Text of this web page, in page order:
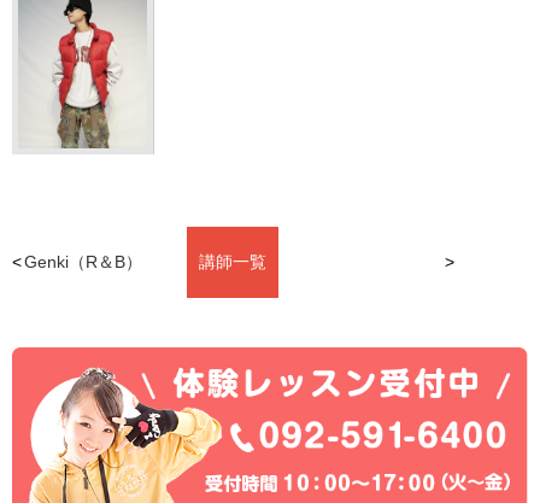
Genki（R＆B） 講師一覧